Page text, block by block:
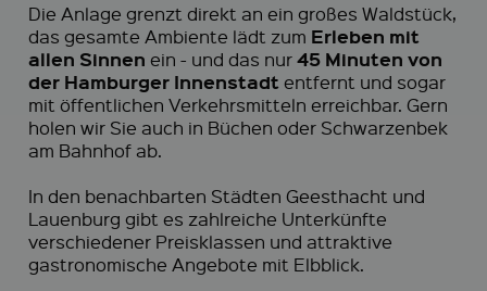
Die Anlage grenzt direkt an ein großes Waldstück,
das gesamte Ambiente lädt zum Erleben mit
allen Sinnen ein - und das nur45 Minuten von
der Hamburger Innenstadtentfernt und sogar
mit öffentlichen Verkehrsmitteln erreichbar. Gern
holen wir Sie auch in Büchen oder Schwarzenbek
am Bahnhof ab.
In den benachbarten Städten Geesthacht und
Lauenburg gibt es zahlreiche Unterkünfte
verschiedener Preisklassen und attraktive
gastronomische Angebote mit Elbblick.